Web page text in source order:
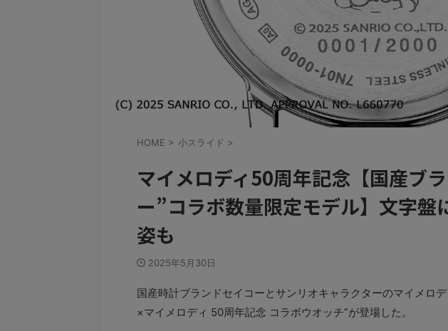
HOME > 小スライド >
マイメロディ50周年記念【国産ブ
ー”コラボ数量限定モデル】文字盤
姿も
2025年5月30日
国産時計ブランドセイコーとサンリオキャラクターのマイメロ
×マイメロディ 50周年記念 コラボウオッチ”が登場した。